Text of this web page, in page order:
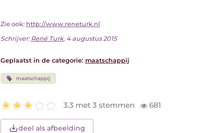
Zie ook: http://www.reneturk.nl
Schrijver: René Turk, 4 augustus 2015
Geplaatst in de categorie: maatschappij
maatschappij
3.3 met 3 stemmen 681
deel als afbeelding